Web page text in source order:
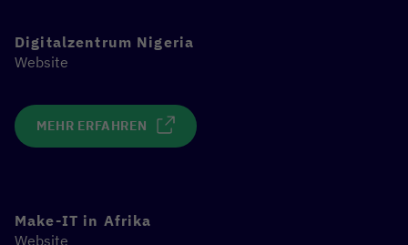
Digitalzentrum Nigeria
Website
MEHR ERFAHREN
Make-IT in Afrika
Website